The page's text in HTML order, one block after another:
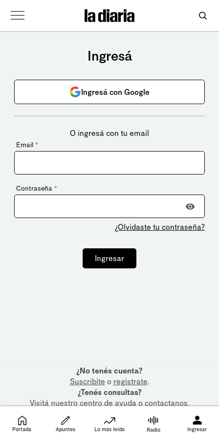
Ingresá
Ingresá con Google
O ingresá con tu email
Email *
Contraseña *
¿Olvidaste tu contraseña?
Ingresar
¿No tenés cuenta?
Suscribite o registrate.
¿Tenés consultas?
Visitá nuestrocentro de ayudaocontactanos.
Portada Apuntes Lo más leído Radio Ingresar